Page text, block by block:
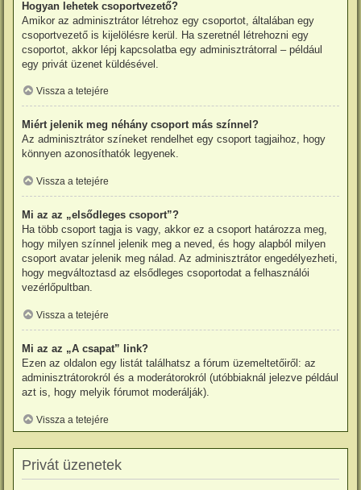
Hogyan lehetek csoportvezető?
Amikor az adminisztrátor létrehoz egy csoportot, általában egy
csoportvezető is kijelölésre kerül. Ha szeretnél létrehozni egy
csoportot, akkor lépj kapcsolatba egy adminisztrátorral – például
egy privát üzenet küldésével.
Vissza a tetejére
Miért jelenik meg néhány csoport más színnel?
Az adminisztrátor színeket rendelhet egy csoport tagjaihoz, hogy
könnyen azonosíthatók legyenek.
Vissza a tetejére
Mi az az „elsődleges csoport”?
Ha több csoport tagja is vagy, akkor ez a csoport határozza meg,
hogy milyen színnel jelenik meg a neved, és hogy alapból milyen
csoport avatar jelenik meg nálad. Az adminisztrátor engedélyezheti,
hogy megváltoztasd az elsődleges csoportodat a felhasználói
vezérlőpultban.
Vissza a tetejére
Mi az az „A csapat” link?
Ezen az oldalon egy listát találhatsz a fórum üzemeltetőiről: az
adminisztrátorokról és a moderátorokról (utóbbiaknál jelezve például
azt is, hogy melyik fórumot moderálják).
Vissza a tetejére
Privát üzenetek